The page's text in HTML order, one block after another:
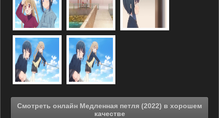
Смотреть онлайн Медленная петля (2022) в хорошем
качестве